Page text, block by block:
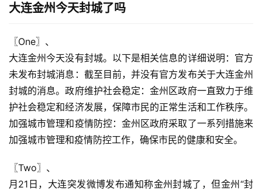
大连金州今天封城了吗
〖One〗、
大连金州今天没有封城。以下是相关信息的详细说明：官方
未发布封城消息：截至目前，并没有官方发布关于大连金州
封城的消息。政府维护社会稳定：金州区政府一直致力于维
护社会稳定和经济发展，保障市民的正常生活和工作秩序。
加强城市管理和疫情防控：金州区政府采取了一系列措施来
加强城市管理和疫情防控工作，确保市民的健康和安全。
〖Two〗、
月21日，大连突发微博发布通知称金州封城了，但金州“封